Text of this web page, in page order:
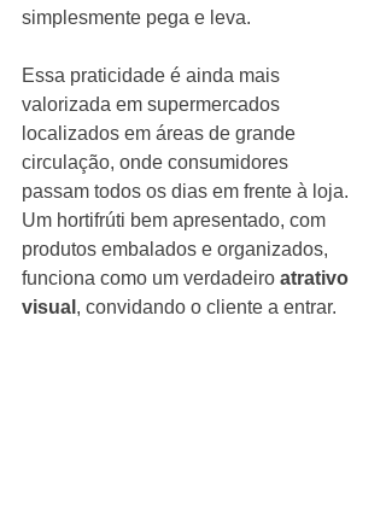
simplesmente pega e leva.
Essa praticidade é ainda mais
valorizada em supermercados
localizados em áreas de grande
circulação, onde consumidores
passam todos os dias em frente à loja.
Um hortifrúti bem apresentado, com
produtos embalados e organizados,
funciona como um verdadeiro atrativo
visual , convidando o cliente a entrar.